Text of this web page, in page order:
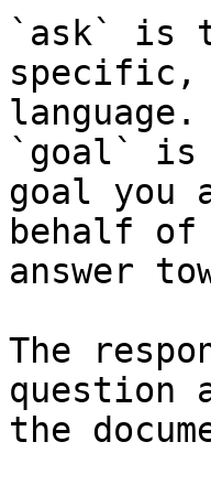
`ask` is
specific,
language.
`goal` is
goal you
behalf
answer
The
question
the